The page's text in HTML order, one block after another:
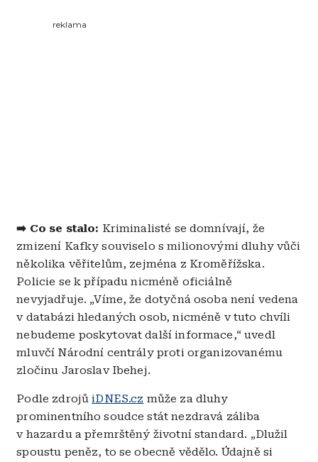
reklama
➡️ Co se stalo: Kriminalisté se domnívají, že
zmizení Kafky souviselo s milionovými dluhy vůči
několika věřitelům, zejména z Kroměřížska.
Policie se k případu nicméně oficiálně
nevyjadřuje. „Víme, že dotyčná osoba není vedena
v databázi hledaných osob, nicméně v tuto chvíli
nebudeme poskytovat další informace,“ uvedl
mluvčí Národní centrály proti organizovanému
zločinu Jaroslav Ibehej.
Podle zdrojůiDNES.cz může za dluhy
prominentního soudce stát nezdravá záliba
v hazardu a přemrštěný životní standard. „Dlužil
spoustu peněz, to se obecně vědělo. Údajně si